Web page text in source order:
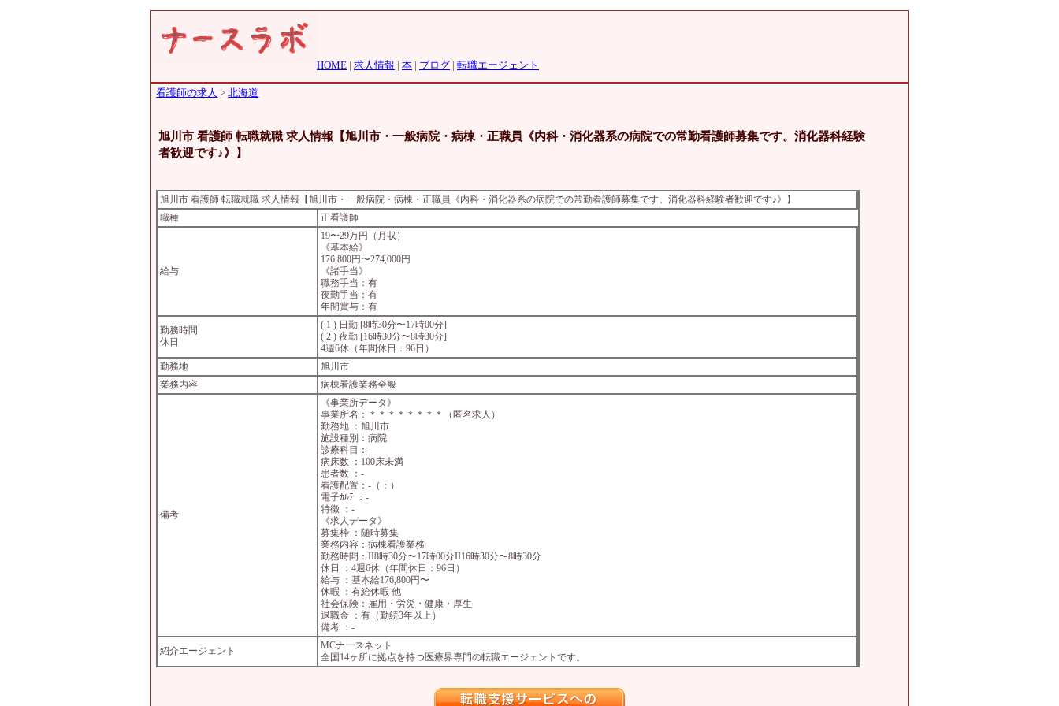
HOME | 求人情報 | 本 | ブログ | 転職エージェント
看護師の求人 >北海道
旭川市 看護師 転職就職 求人情報【旭川市・一般病院・病棟・正職員《内科・消化器系の病院での常勤看護師募集です。消化器科経験
者歓迎です♪》】
旭川市 看護師 転職就職 求人情報【旭川市・一般病院・病棟・正職員《内科・消化器系の病院での常勤看護師募集です。消化器科経験者歓迎です♪》】
職種
正看護師
給与
19〜29万円（月収）
《基本給》
176,800円〜274,000円
《諸手当》
職務手当：有
夜勤手当：有
年間賞与：有
勤務時間
休日
( 1 ) 日勤 [8時30分〜17時00分]
( 2 ) 夜勤 [16時30分〜8時30分]
4週6休（年間休日：96日）
勤務地
旭川市
業務内容
病棟看護業務全般
備考
《事業所データ》
事業所名：＊＊＊＊＊＊＊＊（匿名求人）
勤務地 ：旭川市
施設種別：病院
診療科目：-
病床数 ：100床未満
患者数 ：-
看護配置：-（：）
電子ｶﾙﾃ ：-
特徴 ：-
《求人データ》
募集枠 ：随時募集
業務内容：病棟看護業務
勤務時間：II8時30分〜17時00分II16時30分〜8時30分
休日 ：4週6休（年間休日：96日）
給与 ：基本給176,800円〜
休暇 ：有給休暇 他
社会保険：雇用・労災・健康・厚生
退職金 ：有（勤続3年以上）
備考 ：-
紹介エージェント
MCナースネット
全国14ヶ所に拠点を持つ医療界専門の転職エージェントです。